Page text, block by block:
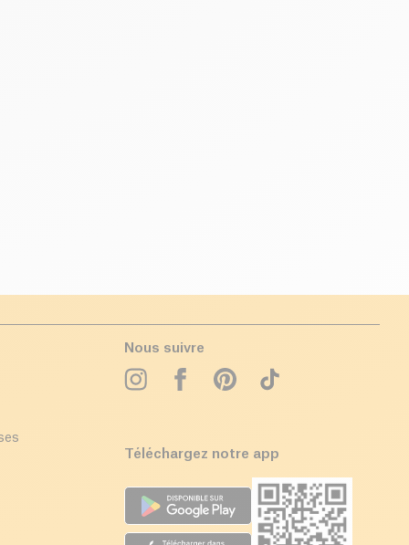
Nous suivre
Téléchargez notre app